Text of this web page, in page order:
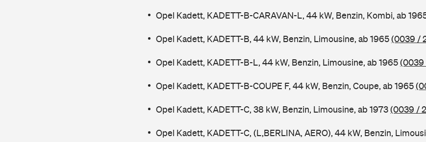
Opel Kadett, KADETT-B-CARAVAN-L, 44 kW, Benzin, Kombi, ab
Opel Kadett, KADETT-B, 44 kW, Benzin, Limousine, ab 1965(0039 /
Opel Kadett, KADETT-B-L, 44 kW, Benzin, Limousine, ab 1965(0039
Opel Kadett, KADETT-B-COUPE F, 44 kW, Benzin, Coupe, ab 1965
Opel Kadett, KADETT-C, 38 kW, Benzin, Limousine, ab 1973(0039 /
Opel Kadett, KADETT-C, (L,BERLINA, AERO), 44 kW, Benzin,